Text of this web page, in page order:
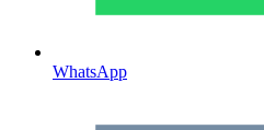
WhatsApp